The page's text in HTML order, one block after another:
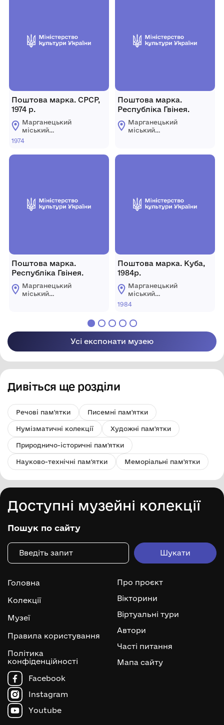
Поштова марка. СРСР,
1974 р.
Марганецький
міський
краєзнавчий музей
міської ради
1974
Поштова марка.
Республіка Гвінея.
Марганецький
міський
Поштова марка.
Республіка Гвінея.
Марганецький
міський
міської ради
Поштова марка. Куба,
1984р.
Марганецький
міський
краєзнавчий музей
1984
Усі експонати музею
Дивіться ще розділи
Речові пам'ятки Писемні пам'ятки
Нумізматичні колекції Художні пам'ятки
Природничо-історичні пам'ятки
Науково-технічні пам'ятки Меморіальні пам'ятки
Доступні музейні колекції
Пошук по сайту
Головна
Колекції
Музеї
Правила користування
Політика
конфіденційності
Про проєкт
Вікторини
Віртуальні тури
Автори
Часті питання
Мапа сайту
Facebook
Instagram
Youtube